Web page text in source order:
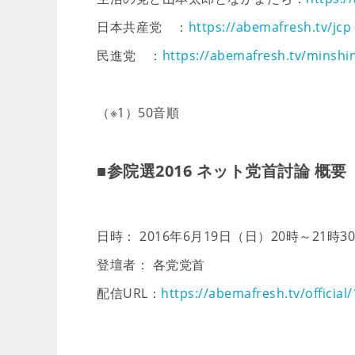
日本共産党 ： https://abemafresh.tv/jcp
民進党 ： https://abemafresh.tv/
（※1）50音順
■参院選2016 ネット党首討論 概要
日時： 2016年6月19日（日）20時～21時
登壇者： 各党党首
配信URL： https://abemafresh.tv/official/